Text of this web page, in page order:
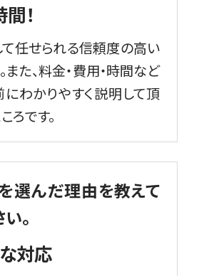
！
任せられる信頼度の高い
また、料金・費用・時間など
わかりやすく説明して頂
ろです。
選んだ理由を教えて
。
対応